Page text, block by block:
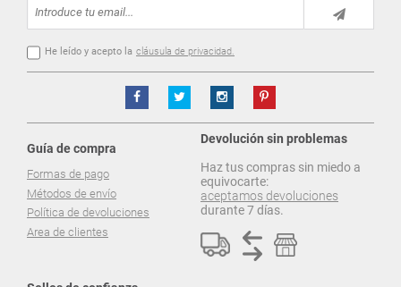
He leído y acepto la cláusula de privacidad.
Guía de compra
Formas de pago
Métodos de envío
Política de devoluciones
Area de clientes
Devolución sin problemas
Haz tus compras sin miedo a
equivocarte:
aceptamos devoluciones
durante 7 días.